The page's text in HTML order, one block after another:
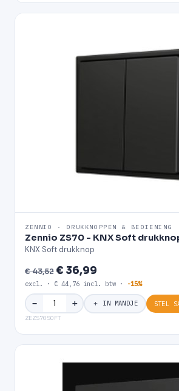
ZENNIO · DRUKKNOPPEN & BEDIENING
Zennio ZS70 - KNX Soft
KNX Soft drukknop
€ 43,52€ 36,99
excl. · € 44,76 incl. btw · -15%
− ＋ ＋ IN MANDJE STEL
ZEZS70SOFT